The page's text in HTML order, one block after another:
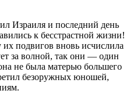
Израиля и последний день
к бесстрастной жизни!
подвигов вновь исчислила
за волной, так они — один
не была матерью большего
безоружных юношей,